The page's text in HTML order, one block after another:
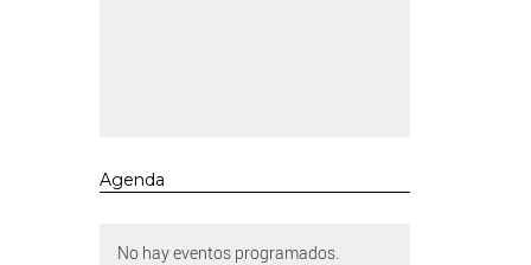
Agenda
No hay eventos programados.